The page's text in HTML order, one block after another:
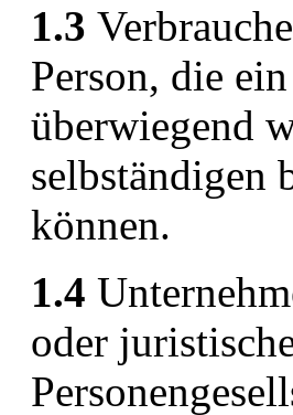
1.3
Person, die
überwiegend
selbständigen
können.
1.4
oder